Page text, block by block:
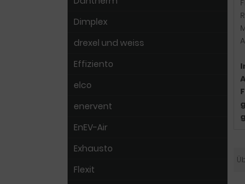
Dimplex
drexel und weiss
Effiziento
elco
enervent
EnEV-Air
Exhausto
Flexit